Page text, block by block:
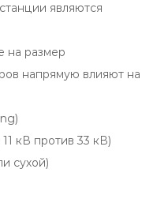
являются
на размер
напрямую влияют на
кВ против 33 кВ)
сухой)